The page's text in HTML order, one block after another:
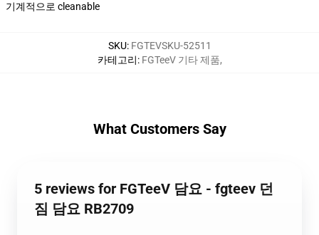
기계적으로 cleanable
SKU: FGTEVSKU-52511
카테고리: FGTeeV 기타 제품,
What Customers Say
5 reviews for FGTeeV 담요 - fgteev 던
짐 담요 RB2709